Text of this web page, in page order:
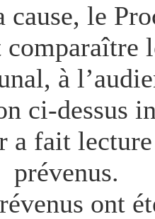
cause, le
à
ci-dessus
a fait
prévenus.
ont